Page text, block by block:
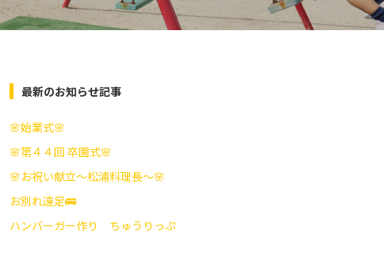
最新のお知らせ記事
🌸始業式🌸
🌸第４４回 卒園式🌸
🌸お祝い献立～松浦料理長～🌸
お別れ遠足🚌
ハンバーガー作り ちゅうりっぷ